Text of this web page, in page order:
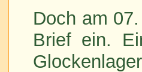
Doch am
Brief ein.